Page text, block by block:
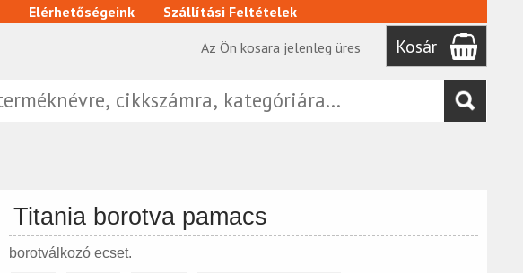
Elérhetőségeink
Szállítási Feltételek
Az Ön kosara jelenleg üres
Kosár
Titania borotva pamacs
borotválkozó ecset.